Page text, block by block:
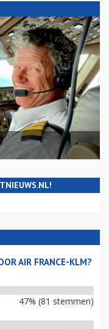
AIR FRANCE-KLM?
47% (81 stemmen)